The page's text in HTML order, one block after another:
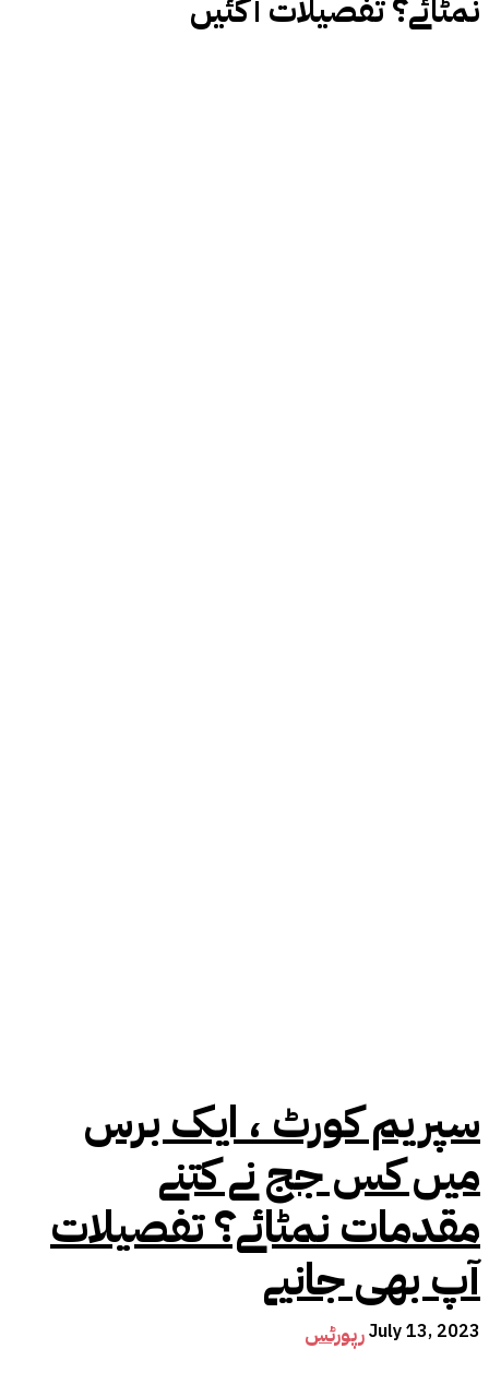
نمٹائے؟ تفصیلات آگئیں
سپریم کورٹ ، ایک برس
میں کس جج نے کتنے
مقدمات نمٹائے؟ تفصیلات
آپ بھی جانیے
رپورٹسJuly 13, 2023